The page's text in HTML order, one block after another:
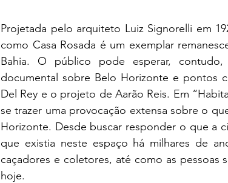
Projetada pelo arquiteto Luiz Signorelli em
como Casa Rosada é um exemplar
Bahia. O público pode esperar,
documental sobre Belo Horizonte e pontos
Del Rey e o projeto de Aarão Reis. Em
se trazer uma provocação extensa sobre o
Horizonte. Desde buscar responder o que a
que existia neste espaço há milhares de
caçadores e coletores, até como as pessoas
hoje.